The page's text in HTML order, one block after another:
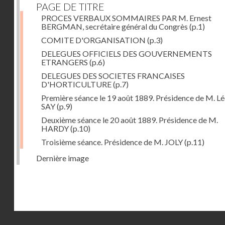
PAGE DE TITRE
PROCES VERBAUX SOMMAIRES PAR M. Ernest
BERGMAN, secrétaire général du Congrès (p.1)
COMITE D'ORGANISATION (p.3)
DELEGUES OFFICIELS DES GOUVERNEMENTS
ETRANGERS (p.6)
DELEGUES DES SOCIETES FRANCAISES
D'HORTICULTURE(p.7)
Première séance le 19 août 1889. Présidence de M.
SAY(p.9)
Deuxième séance le 20 août 1889. Présidence de M.
HARDY(p.10)
Troisième séance. Présidence de M. JOLY(p.11)
Dernière image